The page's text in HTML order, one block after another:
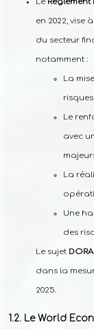
en 2022, vise
du secteur
notamment :
La
risques
Le
avec
La
Une
des
Le sujet DORA
dans la
2025.
Le World